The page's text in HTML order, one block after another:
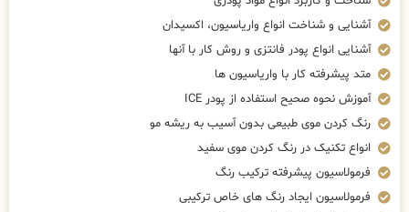
آشنایی و شناخت انواع واریاسیون، اکسیدان
آشنایی انواع پودر فانتزی و روش کار با آنها
متد پیشرفته کار با واریاسیون ها
آموزش نحوه صحیح استفاده از پودر ICE
رنگ کردن موی طبیعی بدون آسیب به ریشه مو
انواع تکنیک در رنگ کردن موی سفید
فرمولاسیون پیشرفته ترکیب رنگ
فرمولاسیون ایجاد رنگ های خاص ترکیبی